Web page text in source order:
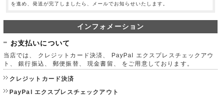
を進め、発送が完了しましたら、メールでお知らせいたします。
インフォメーション
お支払いについて
当店では、 クレジットカード決済、 PayPal エクスプレスチェックアウ
ト、 銀行振込、 郵便振替、 現金書留、 をご用意しております。
クレジットカード決済
PayPal エクスプレスチェックアウト